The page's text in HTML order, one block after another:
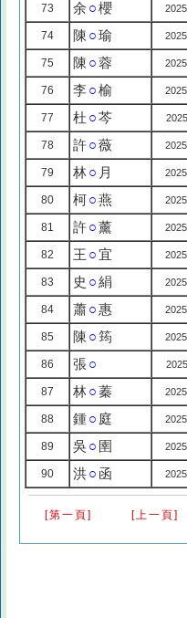
73 余 ○櫻
74 陳 ○瑜
75 陳 ○蓉
76 李○榆
77 杜 ○芩
78 許○薇
79 林○ 月
80 柯○燕
81 許○薰
82 王 ○宜
83 史 ○絹
84 蕭○惠
85 陳 ○筠
86 張○
87 林○蓁
88 鍾○ 庭
89 吳 ○ 圉
90 洪○ 函
[第一頁] [上一頁]